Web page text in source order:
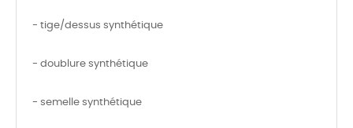
- tige/dessus synthétique
- doublure synthétique
- semelle synthétique